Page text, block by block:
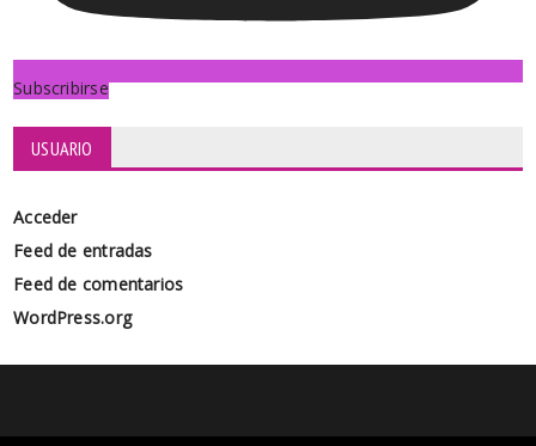
Subscribirse
USUARIO
Acceder
Feed de entradas
Feed de comentarios
WordPress.org